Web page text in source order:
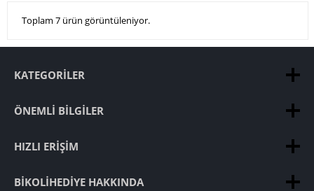
Toplam 7 ürün görüntüleniyor.
KATEGORILER
ÖNEMLI BILGILER
HIZLI ERIŞIM
BIKOLIHEDIYE HAKKINDA